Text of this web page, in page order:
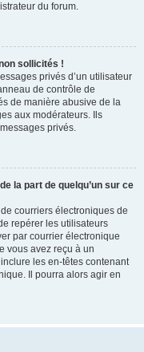
du forum.
sollicités !
privés d’un utilisateur
de contrôle de
de manière abusive de la
aux modérateurs. Ils
privés.
la part de quelqu’un sur ce
courriers électroniques de
repérer les utilisateurs
par courrier électronique
vous avez reçu à un
les en-têtes contenant
Il pourra alors agir en